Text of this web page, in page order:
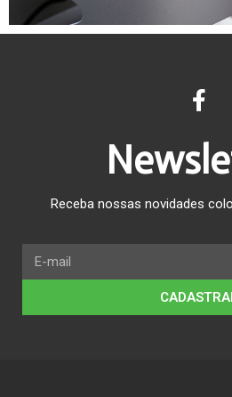
Receba nossas novidades